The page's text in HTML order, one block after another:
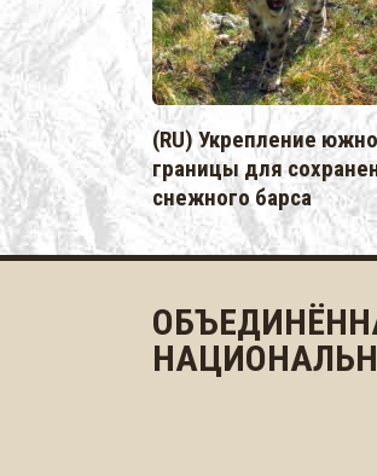
(RU) Укрепление
границы для
снежного барса